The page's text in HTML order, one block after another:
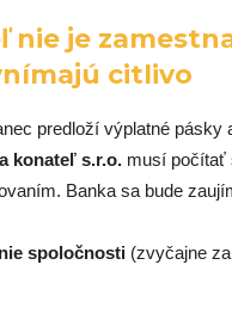
nie je
citlivo
predloží výplatné pásky
konateľ s.r.o. musí počítať
Banka sa bude
spoločnosti (zvyčajne